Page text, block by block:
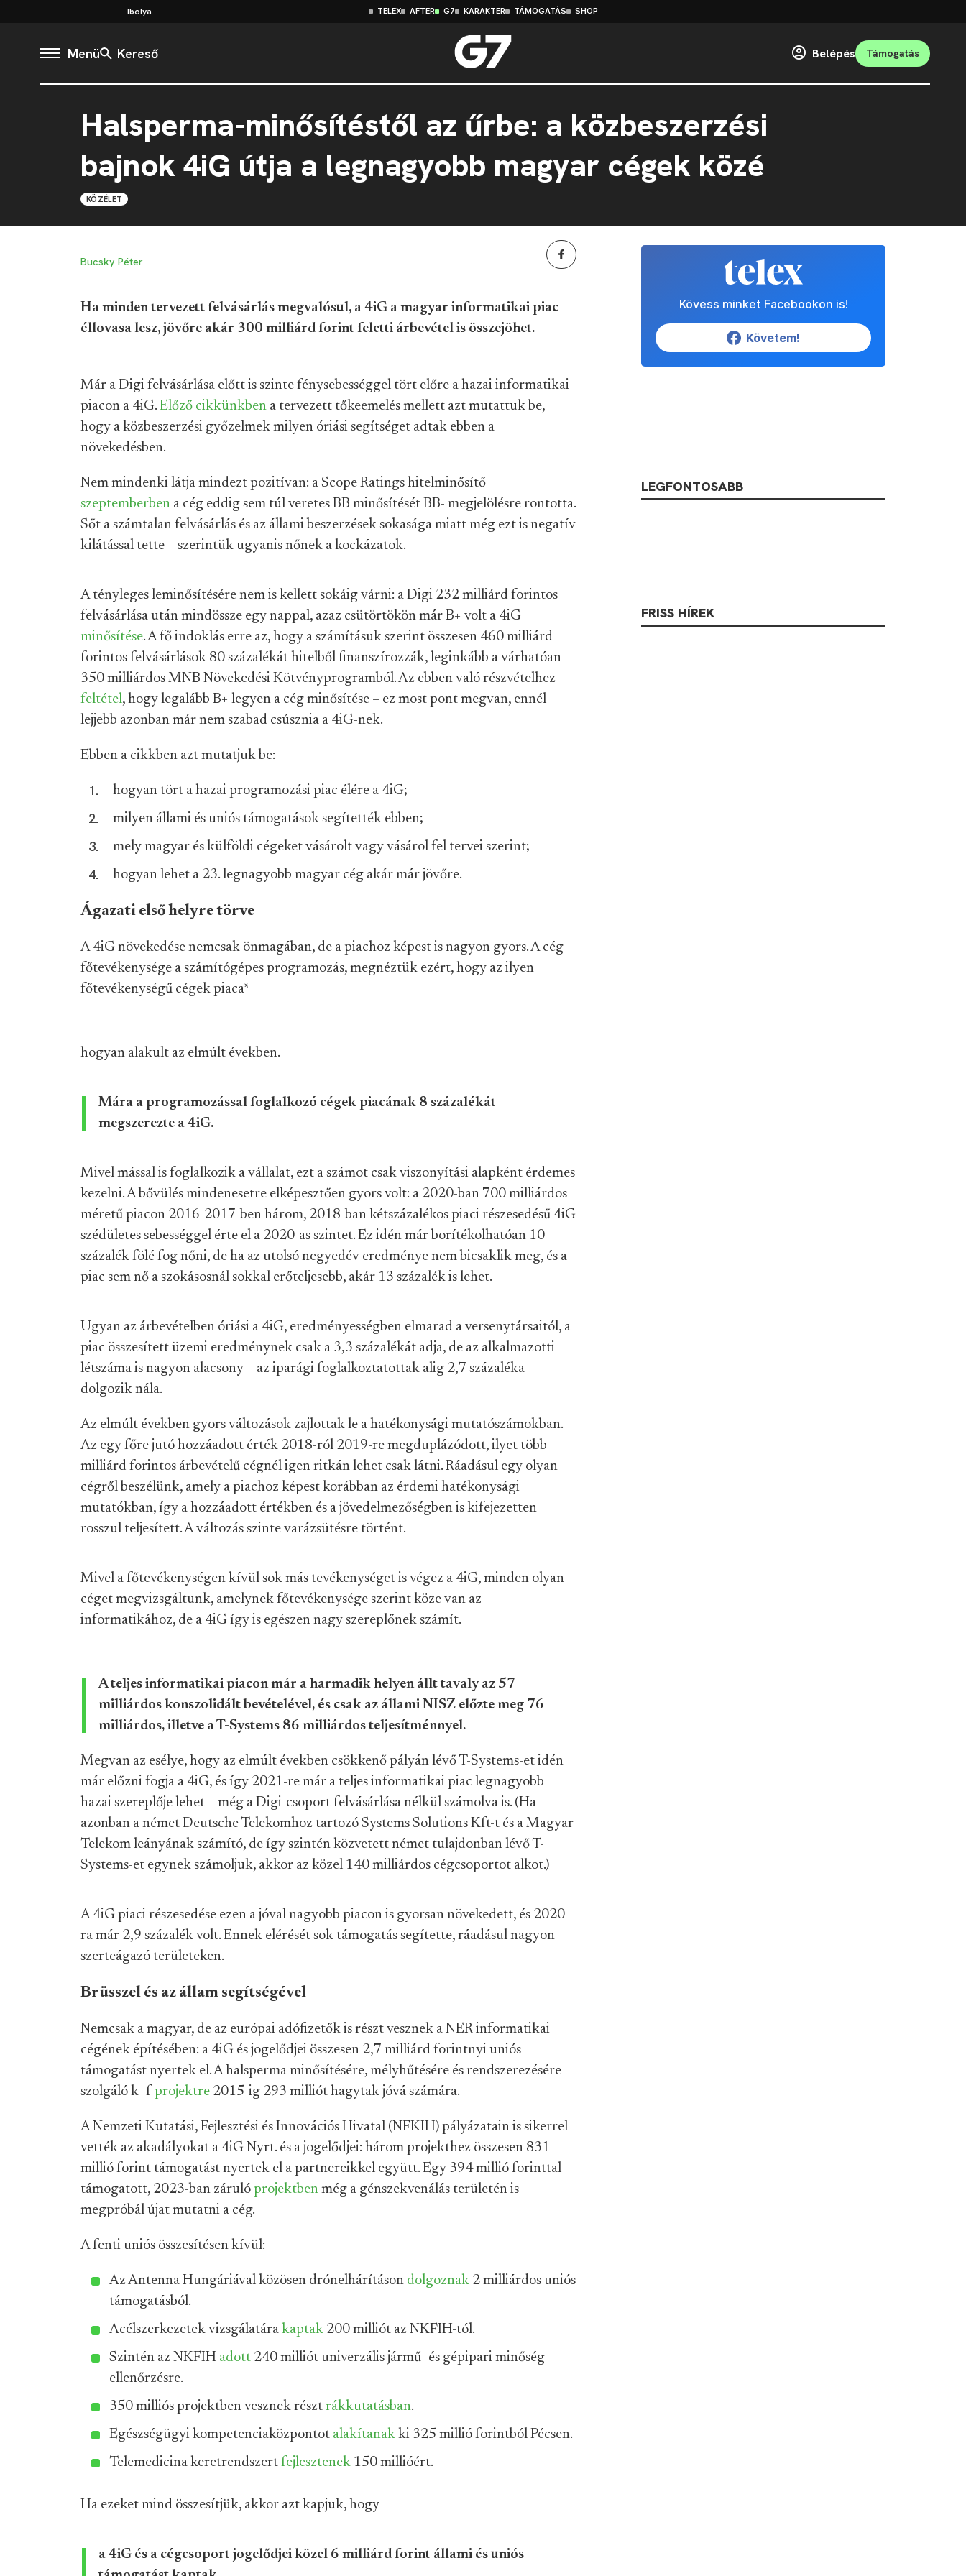
Ibolya TELEX AFTER G7 KARAKTER TÁMOGATÁS SHOP
Menü Kereső Belépés Támogatás
Halsperma-minősítéstől az űrbe: a közbeszerzési
bajnok 4iG útja a legnagyobb magyar cégek közé
KÖZÉLET
Bucsky Péter
Ha minden tervezett felvásárlás megvalósul, a 4iG a magyar informatikai piac
éllovasa lesz, jövőre akár 300 milliárd forint feletti árbevétel is összejöhet.
Már a Digi felvásárlása előtt is szinte fénysebességgel tört előre a hazai informatikai
piacon a 4iG. Előző cikkünkben a tervezett tőkeemelés mellett azt mutattuk be,
hogy a közbeszerzési győzelmek milyen óriási segítséget adtak ebben a
növekedésben.
Nem mindenki látja mindezt pozitívan: a Scope Ratings hitelminősítő
szeptemberben a cég eddig sem túl veretes BB minősítését BB- megjelölésre rontotta.
Sőt a számtalan felvásárlás és az állami beszerzések sokasága miatt még ezt is negatív
kilátással tette – szerintük ugyanis nőnek a kockázatok.
A tényleges leminősítésére nem is kellett sokáig várni: a Digi 232 milliárd forintos
felvásárlása után mindössze egy nappal, azaz csütörtökön már B+ volt a 4iG
minősítése. A fő indoklás erre az, hogy a számításuk szerint összesen 460 milliárd
forintos felvásárlások 80 százalékát hitelből finanszírozzák, leginkább a várhatóan
350 milliárdos MNB Növekedési Kötvényprogramból. Az ebben való részvételhez
feltétel, hogy legalább B+ legyen a cég minősítése – ez most pont megvan, ennél
lejjebb azonban már nem szabad csúsznia a 4iG-nek.
Ebben a cikkben azt mutatjuk be:
hogyan tört a hazai programozási piac élére a 4iG;
milyen állami és uniós támogatások segítették ebben;
mely magyar és külföldi cégeket vásárolt vagy vásárol fel tervei szerint;
hogyan lehet a 23. legnagyobb magyar cég akár már jövőre.
Ágazati első helyre törve
A 4iG növekedése nemcsak önmagában, de a piachoz képest is nagyon gyors. A cég
főtevékenysége a számítógépes programozás, megnéztük ezért, hogy az ilyen
főtevékenységű cégek piaca*
hogyan alakult az elmúlt években.
Mára a programozással foglalkozó cégek piacának 8 százalékát
megszerezte a 4iG.
Mivel mással is foglalkozik a vállalat, ezt a számot csak viszonyítási alapként érdemes
kezelni. A bővülés mindenesetre elképesztően gyors volt: a 2020-ban 700 milliárdos
méretű piacon 2016-2017-ben három, 2018-ban kétszázalékos piaci részesedésű 4iG
szédületes sebességgel érte el a 2020-as szintet. Ez idén már borítékolhatóan 10
százalék fölé fog nőni, de ha az utolsó negyedév eredménye nem bicsaklik meg, és a
piac sem nő a szokásosnál sokkal erőteljesebb, akár 13 százalék is lehet.
Ugyan az árbevételben óriási a 4iG, eredményességben elmarad a versenytársaitól, a
piac összesített üzemi eredménynek csak a 3,3 százalékát adja, de az alkalmazotti
létszáma is nagyon alacsony – az iparági foglalkoztatottak alig 2,7 százaléka
dolgozik nála.
Az elmúlt években gyors változások zajlottak le a hatékonysági mutatószámokban.
Az egy főre jutó hozzáadott érték 2018-ról 2019-re megduplázódott, ilyet több
milliárd forintos árbevételű cégnél igen ritkán lehet csak látni. Ráadásul egy olyan
cégről beszélünk, amely a piachoz képest korábban az érdemi hatékonysági
mutatókban, így a hozzáadott értékben és a jövedelmezőségben is kifejezetten
rosszul teljesített. A változás szinte varázsütésre történt.
Mivel a főtevékenységen kívül sok más tevékenységet is végez a 4iG, minden olyan
céget megvizsgáltunk, amelynek főtevékenysége szerint köze van az
informatikához, de a 4iG így is egészen nagy szereplőnek számít.
A teljes informatikai piacon már a harmadik helyen állt tavaly az 57
milliárdos konszolidált bevételével, és csak az állami NISZ előzte meg 76
milliárdos, illetve a T-Systems 86 milliárdos teljesítménnyel.
Megvan az esélye, hogy az elmúlt években csökkenő pályán lévő T-Systems-et idén
már előzni fogja a 4iG, és így 2021-re már a teljes informatikai piac legnagyobb
hazai szereplője lehet – még a Digi-csoport felvásárlása nélkül számolva is. (Ha
azonban a német Deutsche Telekomhoz tartozó Systems Solutions Kft-t és a Magyar
Telekom leányának számító, de így szintén közvetett német tulajdonban lévő T-
Systems-et egynek számoljuk, akkor az közel 140 milliárdos cégcsoportot alkot.)
A 4iG piaci részesedése ezen a jóval nagyobb piacon is gyorsan növekedett, és 2020-
ra már 2,9 százalék volt. Ennek elérését sok támogatás segítette, ráadásul nagyon
szerteágazó területeken.
Brüsszel és az állam segítségével
Nemcsak a magyar, de az európai adófizetők is részt vesznek a NER informatikai
cégének építésében: a 4iG és jogelődjei összesen 2,7 milliárd forintnyi uniós
támogatást nyertek el. A halsperma minősítésére, mélyhűtésére és rendszerezésére
szolgáló k+f projektre 2015-ig 293 milliót hagytak jóvá számára.
A Nemzeti Kutatási, Fejlesztési és Innovációs Hivatal (NFKIH) pályázatain is sikerrel
vették az akadályokat a 4iG Nyrt. és a jogelődjei: három projekthez összesen 831
millió forint támogatást nyertek el a partnereikkel együtt. Egy 394 millió forinttal
támogatott, 2023-ban záruló projektben még a génszekvenálás területén is
megpróbál újat mutatni a cég.
A fenti uniós összesítésen kívül:
Az Antenna Hungáriával közösen drónelhárításon dolgoznak 2 milliárdos uniós
támogatásból.
Acélszerkezetek vizsgálatára kaptak 200 milliót az NKFIH-tól.
Szintén az NKFIH adott 240 milliót univerzális jármű- és gépipari minőség-
ellenőrzésre.
350 milliós projektben vesznek részt rákkutatásban.
Egészségügyi kompetenciaközpontot alakítanak ki 325 millió forintból Pécsen.
Telemedicina keretrendszert fejlesztenek 150 millióért.
Ha ezeket mind összesítjük, akkor azt kapjuk, hogy
a 4iG és a cégcsoport jogelődjei közel 6 milliárd forint állami és uniós
Kövess minket Facebookon is!
Követem!
LEGFONTOSABB
FRISS HÍREK